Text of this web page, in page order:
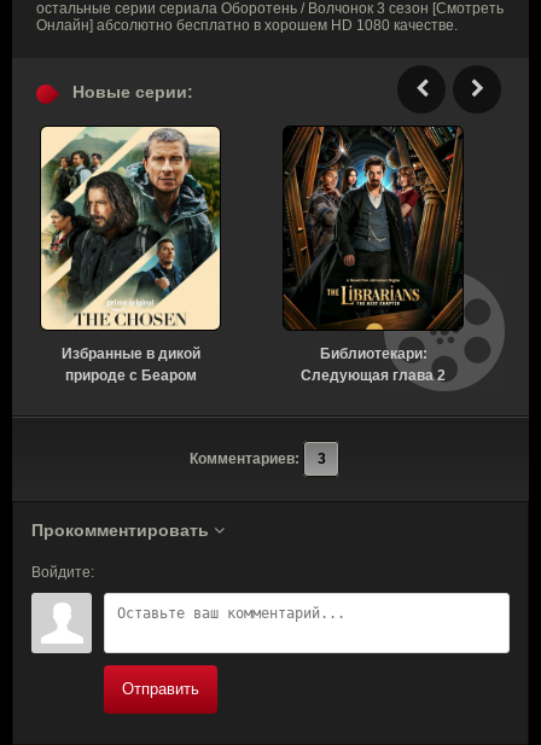
остальные серии сериала Оборотень / Волчонок 3 сезон [Смотреть
Онлайн] абсолютно бесплатно в хорошем HD 1080 качестве.
Новые серии:
Избранные в дикой
природе с Беаром
[Смотреть Онлайн]
Библиотекари:
Следующая глава 2
Онлайн]
Комментариев: 3
Прокомментировать
Войдите:
Отправить